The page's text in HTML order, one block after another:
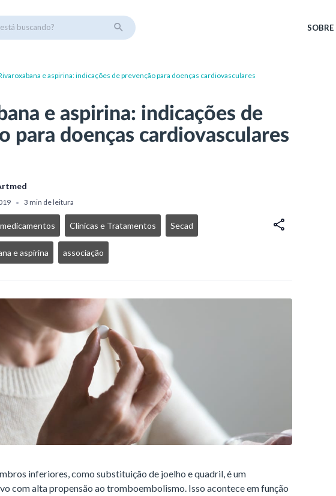
buscando? SOBRE
e aspirina: indicações de prevenção para doenças cardiovasculares
e aspirina: indicações de
para doenças cardiovasculares
• 3 min de leitura
medicamentos Clínicas e Tratamentos Secad
e aspirina associação
inferiores, como substituição de joelho e quadril, é um
com alta propensão ao tromboembolismo. Isso acontece em função